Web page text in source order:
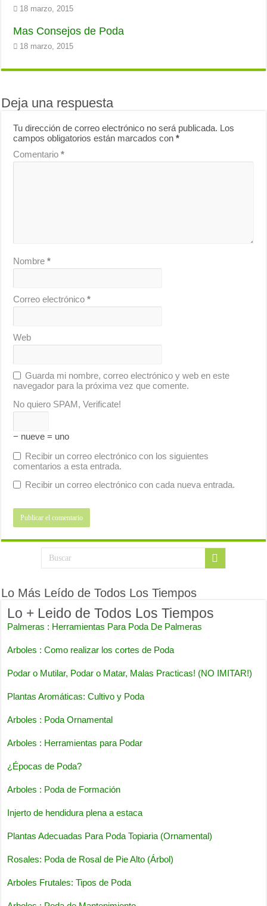
18 marzo, 2015
Mas Consejos de Poda
18 marzo, 2015
Deja una respuesta
Tu dirección de correo electrónico no será publicada. Los
campos obligatorios están marcados con*
Comentario*
Nombre*
Correo electrónico*
Web
Guarda mi nombre, correo electrónico y web en este
navegador para la próxima vez que comente.
No quiero SPAM, Verificate!
− nueve = uno
Recibir un correo electrónico con los siguientes
comentarios a esta entrada.
Recibir un correo electrónico con cada nueva entrada.
Lo Más Leído de Todos Los Tiempos
Lo + Leido de Todos Los Tiempos
Palmeras : Herramientas Para Poda De Palmeras
Arboles : Como realizar los cortes de Poda
Podar o Mutilar, Podar o Matar, Malas Practicas! (NO IMITAR!)
Plantas Aromáticas: Cultivo y Poda
Arboles : Poda Ornamental
Arboles : Herramientas para Podar
¿Épocas de Poda?
Arboles : Poda de Formación
Injerto de hendidura plena a estaca
Plantas Adecuadas Para Poda Topiaria (Ornamental)
Rosales: Poda de Rosal de Pie Alto (Árbol)
Arboles Frutales: Tipos de Poda